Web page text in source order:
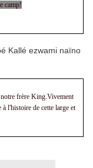
camp!
Kallé ezwami naïno
frère King.Vivement
l'histoire de cette large et